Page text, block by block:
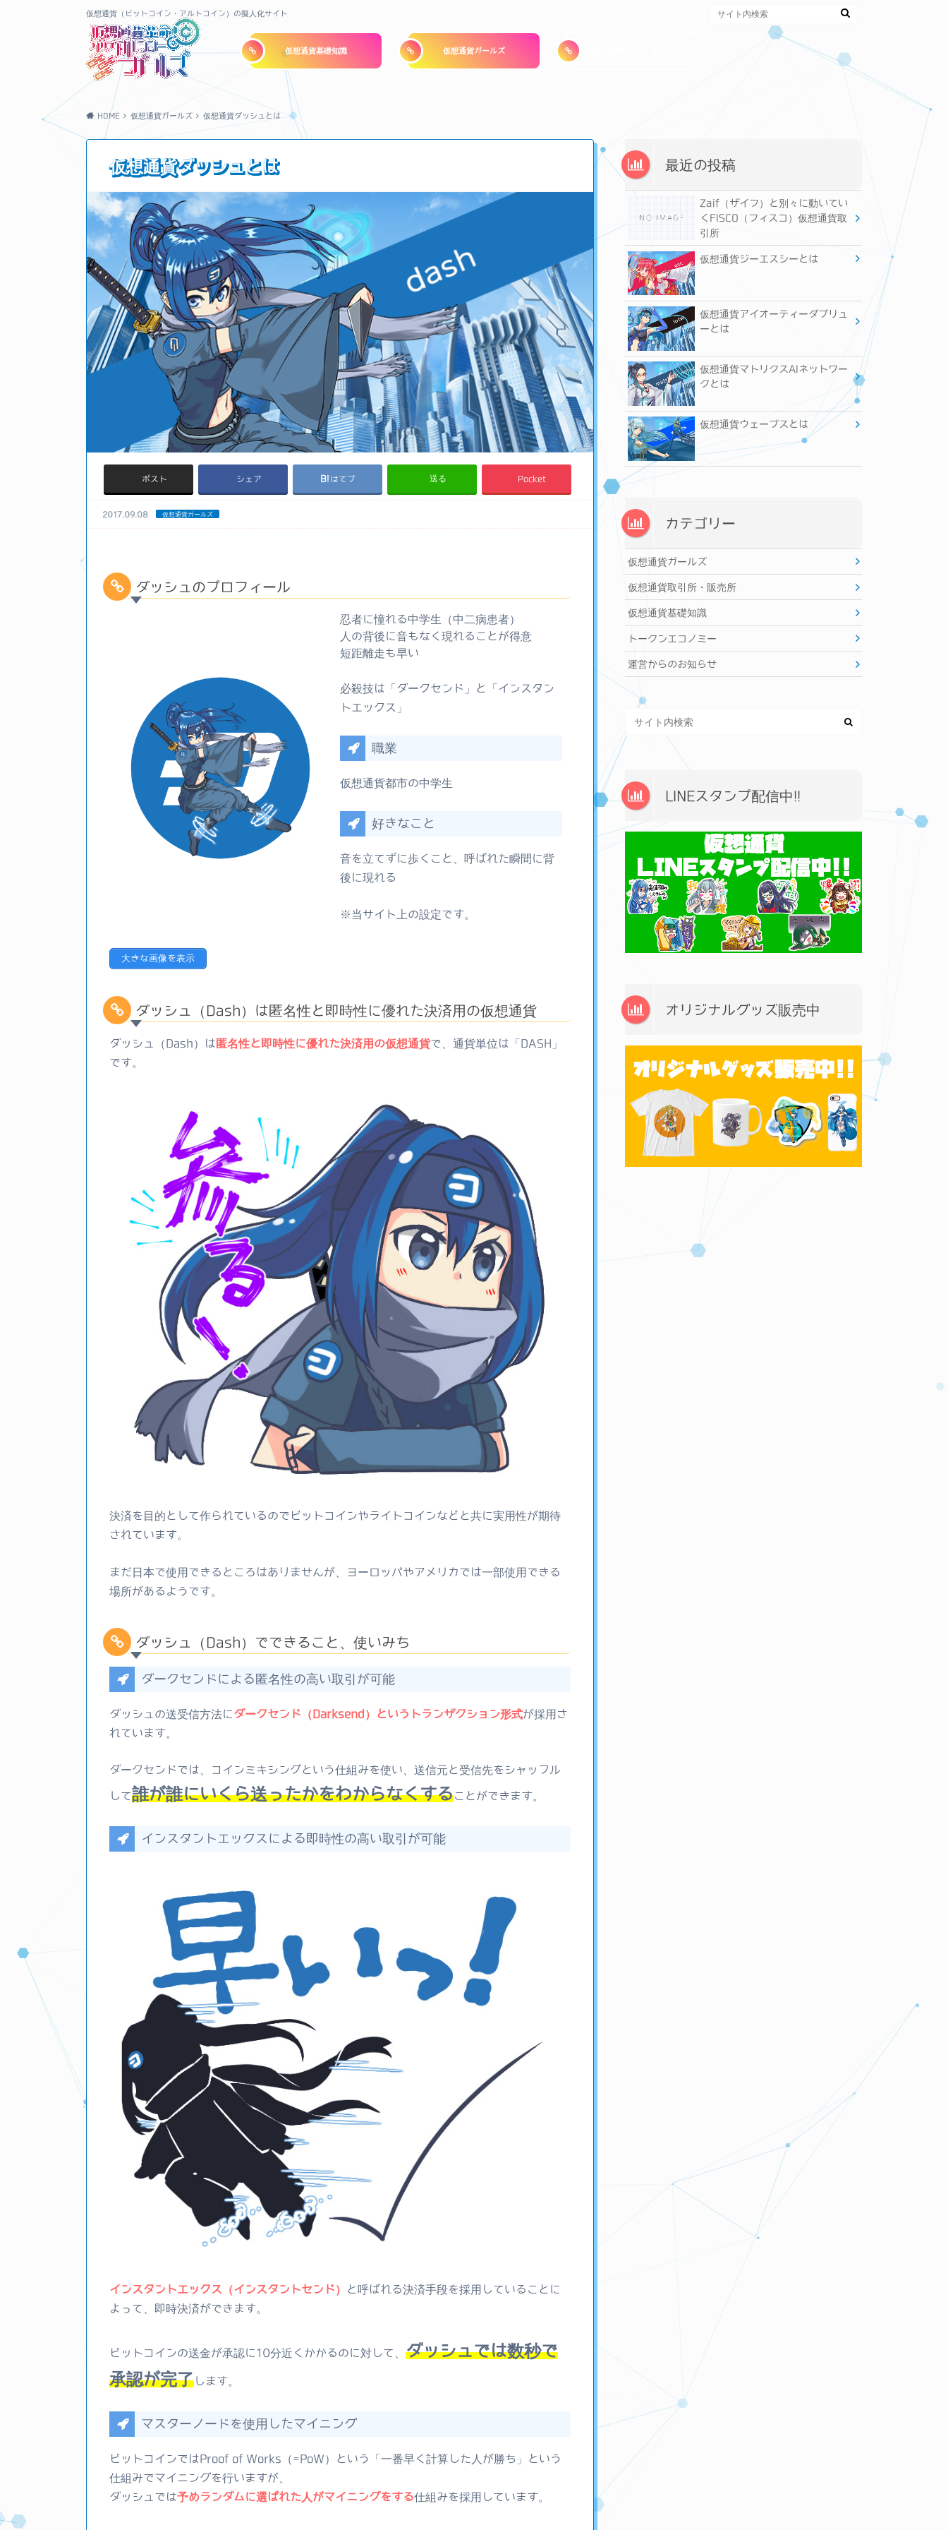
仮想通貨（ビットコイン・アルトコイン）の擬人化サイト
仮想通貨基礎知識 仮想通貨ガールズ
HOME 仮想通貨ガールズ 仮想通貨ダッシュとは
仮想通貨ダッシュとは
ポスト シェア はてブ 送る Pocket
2017.09.08 仮想通貨ガールズ
ダッシュのプロフィール
大きな画像を表示
忍者に憧れる中学生（中二病患者）
人の背後に音もなく現れることが得意
短距離走も早い
必殺技は「ダークセンド」と「インスタン
トエックス」
職業
仮想通貨都市の中学生
好きなこと
音を立てずに歩くこと、呼ばれた瞬間に背
後に現れる
※当サイト上の設定です。
ダッシュ（Dash）は匿名性と即時性に優れた決済用の仮想通貨
ダッシュ（Dash）は匿名性と即時性に優れた決済用の仮想通貨で、通貨単位は「DASH」
です。
決済を目的として作られているのでビットコインやライトコインなどと共に実用性が期待
されています。
まだ日本で使用できるところはありませんが、ヨーロッパやアメリカでは一部使用できる
場所があるようです。
ダッシュ（Dash）でできること、使いみち
ダークセンドによる匿名性の高い取引が可能
ダッシュの送受信方法にダークセンド（Darksend）というトランザクション形式が採用さ
れています。
ダークセンドでは、コインミキシングという仕組みを使い、送信元と受信先をシャッフル
して誰が誰にいくら送ったかをわからなくすることができます。
インスタントエックスによる即時性の高い取引が可能
インスタントエックス（インスタントセンド）
と呼ばれる決済手段を採用していることに
よって、即時決済ができます。
ビットコインの送金が承認に10分近くかかるのに対して、 ダッシュでは数秒で
承認が完了します。
マスターノードを使用したマイニング
ビットコインではProof of Works（=PoW）という「一番早く計算した人が勝ち」という
仕組みでマイニングを行いますが、
ダッシュでは予めランダムに選ばれた人がマイニングをする仕組みを採用しています。
最近の投稿
Zaif（ザイフ）と別々に動いてい
くFISCO（フィスコ）仮想通貨取
引所
仮想通貨ジーエスシーとは
仮想通貨アイオーティーダブリュ
ーとは
仮想通貨マトリクスAIネットワー
クとは
仮想通貨ウェーブスとは
カテゴリー
仮想通貨ガールズ
仮想通貨取引所・販売所
仮想通貨基礎知識
トークンエコノミー
運営からのお知らせ
LINEスタンプ配信中!!
オリジナルグッズ販売中